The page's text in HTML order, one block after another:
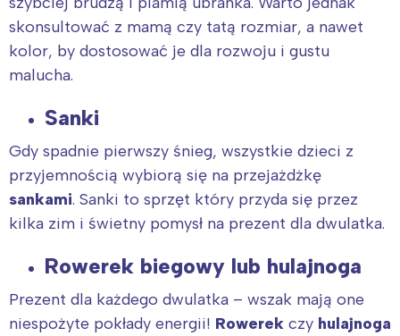
skonsultować z mamą czy tatą rozmiar, a nawet
kolor, by dostosować je dla rozwoju i gustu
malucha.
Sanki
Gdy spadnie pierwszy śnieg, wszystkie dzieci z
przyjemnością wybiorą się na przejażdżkę
sankami. Sanki to sprzęt który przyda się przez
kilka zim i świetny pomysł na prezent dla dwulatka.
Rowerek biegowy lub hulajnoga
Prezent dla każdego dwulatka – wszak mają one
niespożyte pokłady energii! Rowerek czy hulajnoga